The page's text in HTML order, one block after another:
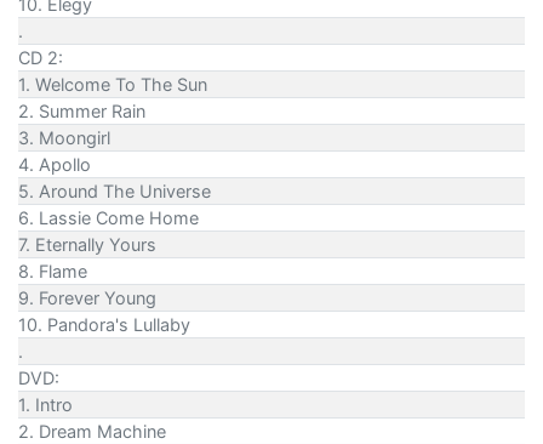
10. Elegy
.
CD 2:
1. Welcome To The Sun
2. Summer Rain
3. Moongirl
4. Apollo
5. Around The Universe
6. Lassie Come Home
7. Eternally Yours
8. Flame
9. Forever Young
10. Pandora's Lullaby
.
DVD:
1. Intro
2. Dream Machine